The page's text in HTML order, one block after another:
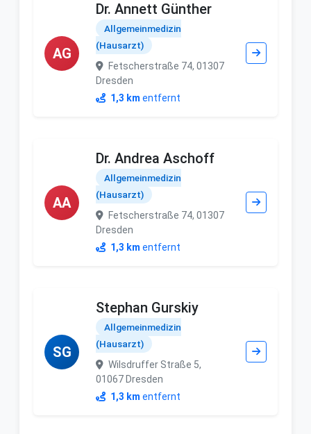
AG
Dr. Annett Günther
Allgemeinmedizin
(Hausarzt)
Fetscherstraße 74, 01307
Dresden
1,3 km entfernt
AA
Dr. Andrea Aschoff
Allgemeinmedizin
(Hausarzt)
Fetscherstraße 74, 01307
Dresden
1,3 km entfernt
SG
Stephan Gurskiy
Allgemeinmedizin
(Hausarzt)
Wilsdruffer Straße 5,
01067 Dresden
1,3 km entfernt